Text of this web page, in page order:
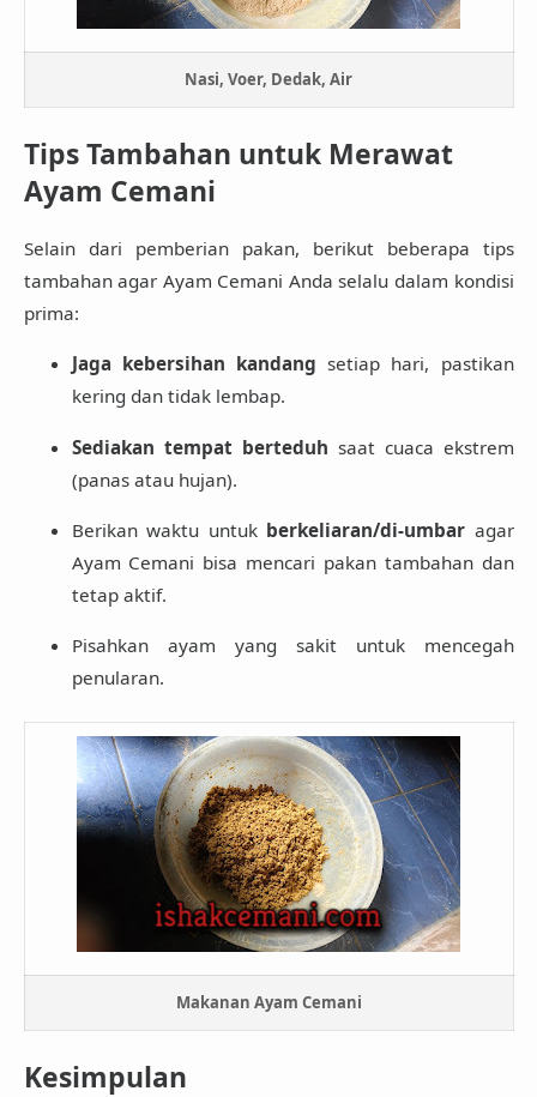
Nasi, Voer, Dedak, Air
Tips Tambahan untuk Merawat
Ayam Cemani
Selain dari pemberian pakan, berikut beberapa tips
tambahan agar Ayam Cemani Anda selalu dalam kondisi
prima:
Jaga kebersihan kandang setiap hari, pastikan
kering dan tidak lembap.
Sediakan tempat berteduh saat cuaca ekstrem
(panas atau hujan).
Berikan waktu untuk berkeliaran/di-umbar agar
Ayam Cemani bisa mencari pakan tambahan dan
tetap aktif.
Pisahkan ayam yang sakit untuk mencegah
penularan.
Makanan Ayam Cemani
Kesimpulan